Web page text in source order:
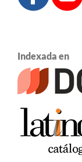
Indexada en